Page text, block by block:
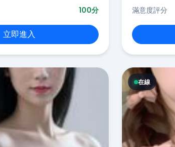
100分
立即進入
滿意度評分
在線